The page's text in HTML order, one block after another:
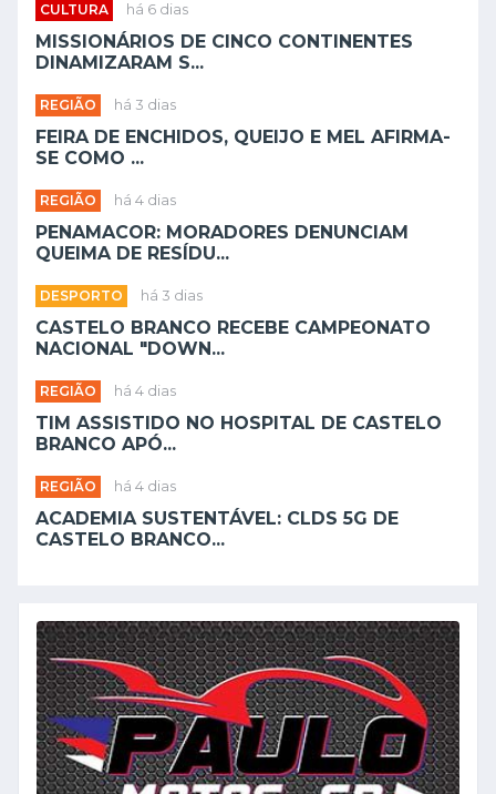
CULTURA há 6 dias
MISSIONÁRIOS DE CINCO CONTINENTES
DINAMIZARAM S...
REGIÃO há 3 dias
FEIRA DE ENCHIDOS, QUEIJO E MEL AFIRMA-
SE COMO ...
REGIÃO há 4 dias
PENAMACOR: MORADORES DENUNCIAM
QUEIMA DE RESÍDU...
DESPORTO há 3 dias
CASTELO BRANCO RECEBE CAMPEONATO
NACIONAL "DOWN...
REGIÃO há 4 dias
TIM ASSISTIDO NO HOSPITAL DE CASTELO
BRANCO APÓ...
REGIÃO há 4 dias
ACADEMIA SUSTENTÁVEL: CLDS 5G DE
CASTELO BRANCO...